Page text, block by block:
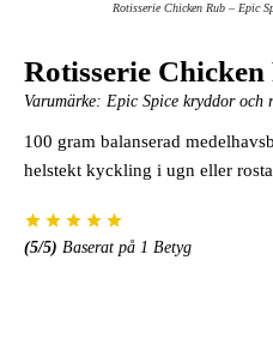
Rotisserie Chicken Rub – Epic
Rotisserie
Varumärke: Epic Spice kryddor och
100 gram balanserad
helstekt kyckling i ugn eller
(5/5) Baserat på 1 Betyg